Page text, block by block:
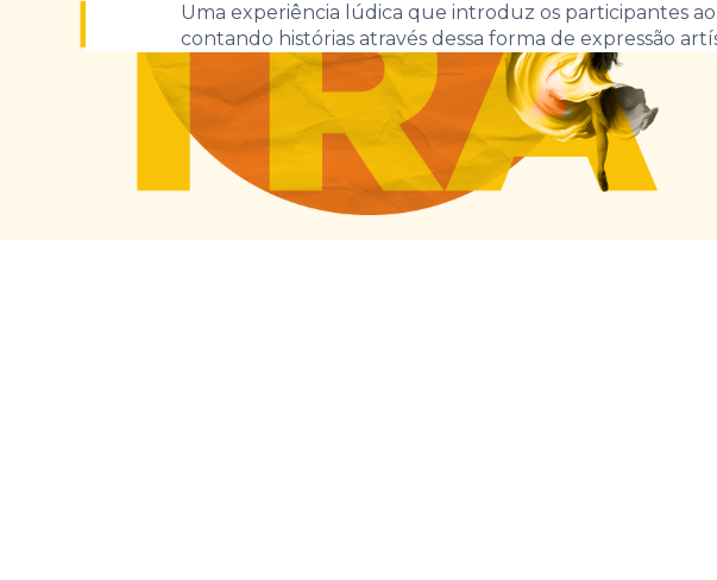
Uma experiência lúdica que introduz os participantes
contando histórias através dessa forma de expressão